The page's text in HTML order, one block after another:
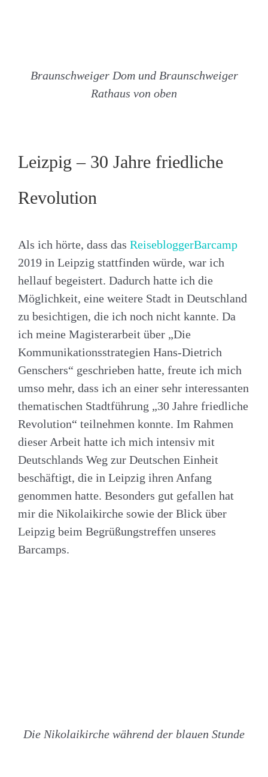
Braunschweiger Dom und Braunschweiger
Rathaus von oben
Leizpig – 30 Jahre friedliche
Revolution
Als ich hörte, dass das ReisebloggerBarcamp
2019 in Leipzig stattfinden würde, war ich
hellauf begeistert. Dadurch hatte ich die
Möglichkeit, eine weitere Stadt in Deutschland
zu besichtigen, die ich noch nicht kannte. Da
ich meine Magisterarbeit über „Die
Kommunikationsstrategien Hans-Dietrich
Genschers“ geschrieben hatte, freute ich mich
umso mehr, dass ich an einer sehr interessanten
thematischen Stadtführung „30 Jahre friedliche
Revolution“ teilnehmen konnte. Im Rahmen
dieser Arbeit hatte ich mich intensiv mit
Deutschlands Weg zur Deutschen Einheit
beschäftigt, die in Leipzig ihren Anfang
genommen hatte. Besonders gut gefallen hat
mir die Nikolaikirche sowie der Blick über
Leipzig beim Begrüßungstreffen unseres
Barcamps.
Die Nikolaikirche während der blauen Stunde